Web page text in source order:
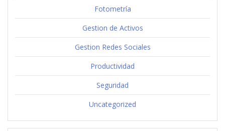
Fotometría
Gestion de Activos
Gestion Redes Sociales
Productividad
Seguridad
Uncategorized